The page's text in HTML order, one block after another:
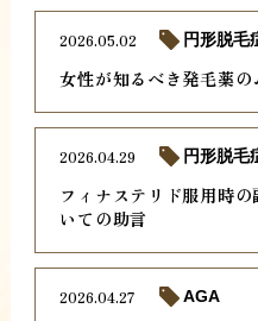
女性が知るべき発毛薬の
2026.05.02 円形脱毛
フィナステリド服用時
いての助言
2026.04.29 円形脱毛
2026.04.27 AGA